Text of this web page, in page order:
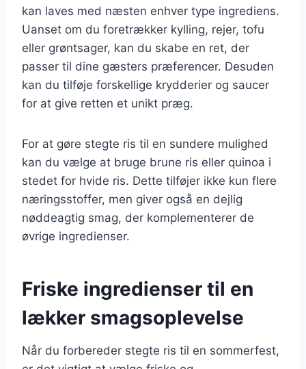
kan laves med næsten enhver type ingrediens.
Uanset om du foretrækker kylling, rejer, tofu
eller grøntsager, kan du skabe en ret, der
passer til dine gæsters præferencer. Desuden
kan du tilføje forskellige krydderier og saucer
for at give retten et unikt præg.
For at gøre stegte ris til en sundere mulighed
kan du vælge at bruge brune ris eller quinoa i
stedet for hvide ris. Dette tilføjer ikke kun flere
næringsstoffer, men giver også en dejlig
nøddeagtig smag, der komplementerer de
øvrige ingredienser.
Friske ingredienser til en
lækker smagsoplevelse
Når du forbereder stegte ris til en sommerfest,